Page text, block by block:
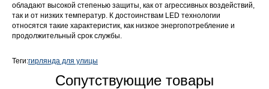
обладают высокой степенью защиты, как от агрессивных воздействий,
так и от низких температур. К достоинствам LED технологии
относятся такие характеристик, как низкое энергопотребление и
продолжительный срок службы.
Теги:гирлянда для улицы
Сопутствующие товары